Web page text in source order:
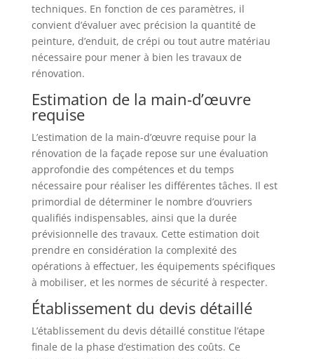
techniques. En fonction de ces paramètres, il
convient d’évaluer avec précision la quantité de
peinture, d’enduit, de crépi ou tout autre matériau
nécessaire pour mener à bien les travaux de
rénovation.
Estimation de la main-d’œuvre
requise
L’estimation de la main-d’œuvre requise pour la
rénovation de la façade repose sur une évaluation
approfondie des compétences et du temps
nécessaire pour réaliser les différentes tâches. Il est
primordial de déterminer le nombre d’ouvriers
qualifiés indispensables, ainsi que la durée
prévisionnelle des travaux. Cette estimation doit
prendre en considération la complexité des
opérations à effectuer, les équipements spécifiques
à mobiliser, et les normes de sécurité à respecter.
Établissement du devis détaillé
L’établissement du devis détaillé constitue l’étape
finale de la phase d’estimation des coûts. Ce